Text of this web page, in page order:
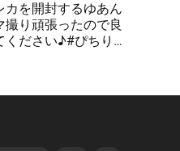
カを開封するゆあん
撮り頑張ったので良
ください♪#ぴちり
#ゆあんくん #グ